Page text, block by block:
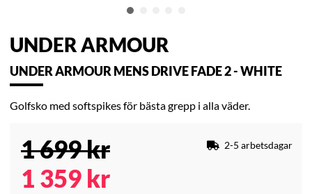
UNDER ARMOUR
UNDER ARMOUR MENS DRIVE FADE 2 - WHITE
Golfsko med softspikes för bästa grepp i alla väder.
1 699kr
1 359 kr
2-5 arbetsdagar